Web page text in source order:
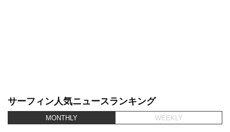
サーフィン人気ニュースランキング
MONTHLY WEEKLY